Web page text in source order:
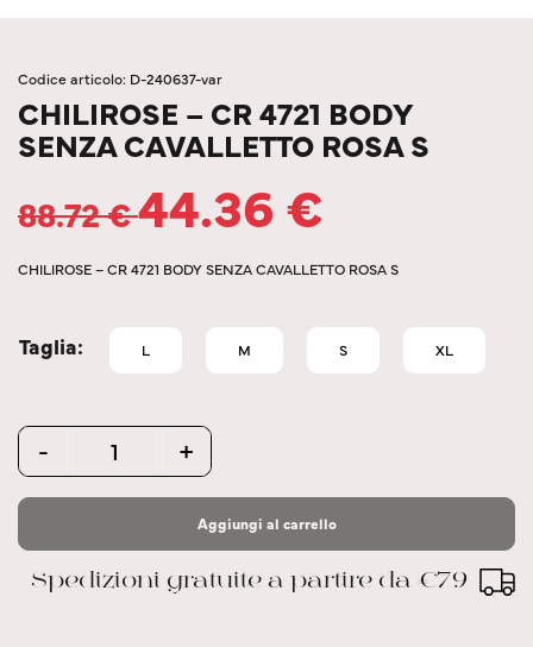
Codice articolo: D-240637-var
CHILIROSE – CR 4721 BODY
SENZA CAVALLETTO ROSA S
88.72€44.36€
CHILIROSE – CR 4721 BODY SENZA CAVALLETTO ROSA S
Taglia L M S XL
Quantity
- +
Aggiungi al carrello
Spedizioni gratuite a partire da €79